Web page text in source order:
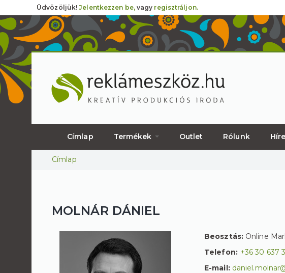
Üdvözöljük!Jelentkezzen be,vagy regisztráljon.
Címlap Termékek Outlet Rólunk
Jelenlegi hely
Címlap
MOLNÁR DÁNIEL
Beosztás: Online
Telefon: +36 30 637
E-mail: